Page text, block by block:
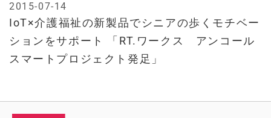
IoT×介護福祉の新製品でシニアの歩くモチベー
ションをサポート 「RT.ワークス アンコール
スマートプロジェクト発足」
2015-07-14